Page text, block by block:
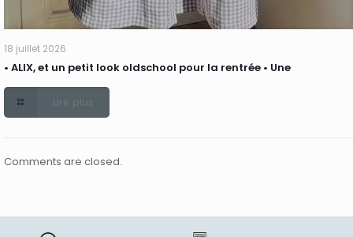
18 juillet 2026
• ALIX, et un petit look oldschool pour la rentrée • Une
Lire plus
Comments are closed.